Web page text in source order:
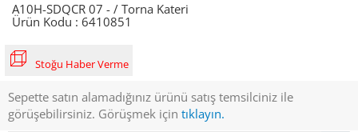
A10H-SDQCR 07 - / Torna Kateri
Ürün Kodu : 6410851
Stoğu Haber Verme
Sepette satın alamadığınız ürünü satış temsilciniz ile
görüşebilirsiniz. Görüşmek için tıklayın.